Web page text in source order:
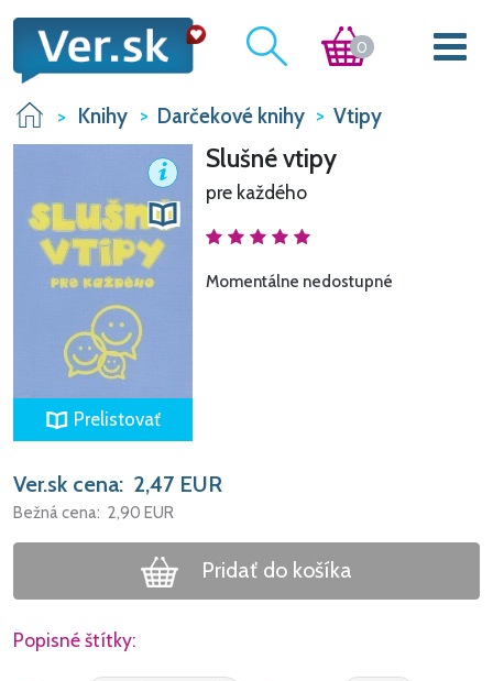
0
Knihy Darčekové knihy Vtipy
Prelistovať
Slušné vtipy
pre každého
Momentálne nedostupné
Ver.sk cena: 2,47 EUR
Bežná cena: 2,90 EUR
Pridať do košíka
Popisné štítky: